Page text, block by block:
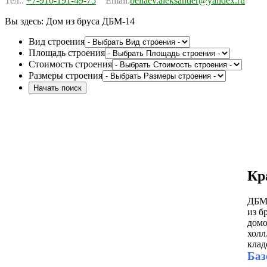
Вы здесь: Дом из бруса ДБМ-14
Вид строения
Площадь строения
Стоимость строения
Размеры строения
из